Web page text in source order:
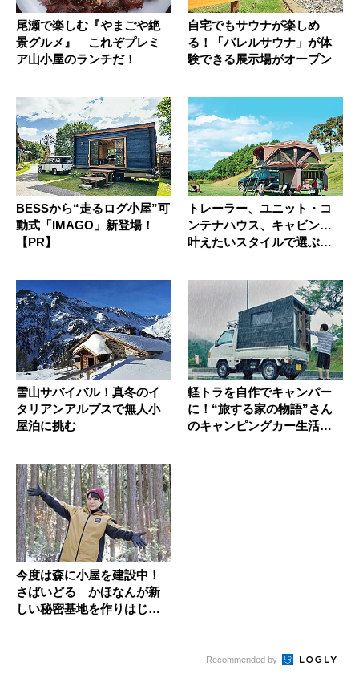
尾瀬で楽しむ『やまごや絶
景グルメ』 これぞプレミ
ア山小屋のランチだ！
自宅でもサウナが楽しめ
る！「バレルサウナ」が体
験できる展示場がオープン
BESSから“走るログ小屋”可
動式「IMAGO」新登場！
【PR】
トレーラー、ユニット・コ
ンテナハウス、キャビン…
叶えたいスタイルで選ぶ
雪山サバイバル！真冬のイ
タリアンアルプスで無人小
屋泊に挑む
軽トラを自作でキャンパー
に！“旅する家の物語”さん
のキャンピングカー生活【Y
今度は森に小屋を建設中！
さばいどる かほなんが新
しい秘密基地を作りはじめ
Recommended by